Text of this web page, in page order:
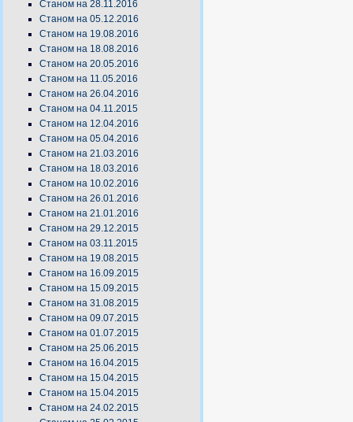
Станом на 28.11.2016
Станом на 05.12.2016
Станом на 19.08.2016
Станом на 18.08.2016
Станом на 20.05.2016
Станом на 11.05.2016
Станом на 26.04.2016
Станом на 04.11.2015
Станом на 12.04.2016
Станом на 05.04.2016
Станом на 21.03.2016
Станом на 18.03.2016
Станом на 10.02.2016
Станом на 26.01.2016
Станом на 21.01.2016
Станом на 29.12.2015
Станом на 03.11.2015
Станом на 19.08.2015
Станом на 16.09.2015
Станом на 15.09.2015
Станом на 31.08.2015
Станом на 09.07.2015
Станом на 01.07.2015
Станом на 25.06.2015
Станом на 16.04.2015
Станом на 15.04.2015
Станом на 15.04.2015
Станом на 24.02.2015